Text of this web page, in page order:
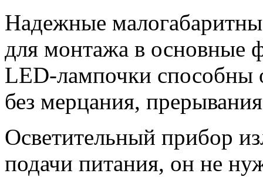
Надежные
для монтажа в основные
LED-лампочки способны
без мерцания,
Осветительный прибор
подачи питания, он не